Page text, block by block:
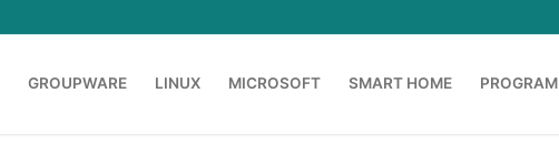
GROUPWARE LINUX MICROSOFT SMART HOME